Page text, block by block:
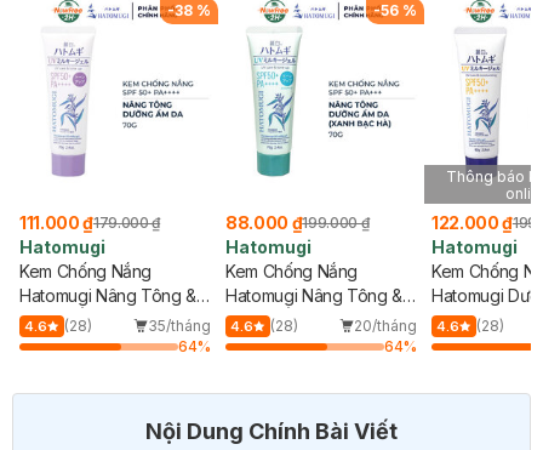
-38%
111.000 ₫179.000 ₫
Hatomugi
Kem Chống Nắng
Hatomugi Nâng Tông &
Dưỡng Ẩm Da 70g
4.6 (28)
35/tháng
64%
-56%
88.000 ₫199.000 ₫
Hatomugi
Kem Chống Nắng
Hatomugi Nâng Tông &
Dưỡng Ẩm Da 70g (Xanh
Bạc Hà)
4.6 (28)
20/tháng
64%
Thông báo
122.000 ₫
Hatomugi
Kem Chống
Hatomugi
Làm Sáng Da
4.6 (28)
Nội Dung Chính Bài Viết